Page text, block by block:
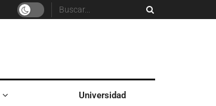
Universidad